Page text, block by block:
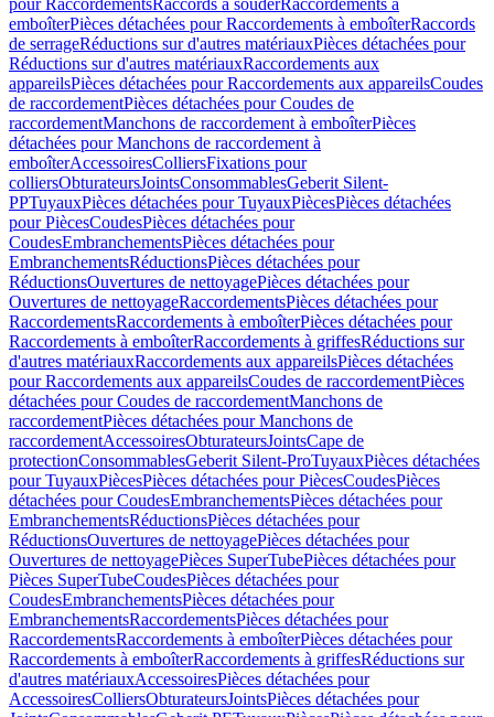
pour RaccordementsRaccords à souderRaccordements à
emboîterPièces détachées pour Raccordements à emboîterRaccords
de serrageRéductions sur d'autres matériauxPièces détachées pour
Réductions sur d'autres matériauxRaccordements aux
appareilsPièces détachées pour Raccordements aux appareilsCoudes
de raccordementPièces détachées pour Coudes de
raccordementManchons de raccordement à emboîterPièces
détachées pour Manchons de raccordement à
emboîterAccessoiresColliersFixations pour
colliersObturateursJointsConsommablesGeberit Silent-
PPTuyauxPièces détachées pour TuyauxPiècesPièces détachées
pour PiècesCoudesPièces détachées pour
CoudesEmbranchementsPièces détachées pour
EmbranchementsRéductionsPièces détachées pour
RéductionsOuvertures de nettoyagePièces détachées pour
Ouvertures de nettoyageRaccordementsPièces détachées pour
RaccordementsRaccordements à emboîterPièces détachées pour
Raccordements à emboîterRaccordements à griffesRéductions sur
d'autres matériauxRaccordements aux appareilsPièces détachées
pour Raccordements aux appareilsCoudes de raccordementPièces
détachées pour Coudes de raccordementManchons de
raccordementPièces détachées pour Manchons de
raccordementAccessoiresObturateursJointsCape de
protectionConsommablesGeberit Silent-ProTuyauxPièces détachées
pour TuyauxPiècesPièces détachées pour PiècesCoudesPièces
détachées pour CoudesEmbranchementsPièces détachées pour
EmbranchementsRéductionsPièces détachées pour
RéductionsOuvertures de nettoyagePièces détachées pour
Ouvertures de nettoyagePièces SuperTubePièces détachées pour
Pièces SuperTubeCoudesPièces détachées pour
CoudesEmbranchementsPièces détachées pour
EmbranchementsRaccordementsPièces détachées pour
RaccordementsRaccordements à emboîterPièces détachées pour
Raccordements à emboîterRaccordements à griffesRéductions sur
d'autres matériauxAccessoiresPièces détachées pour
AccessoiresColliersObturateursJointsPièces détachées pour